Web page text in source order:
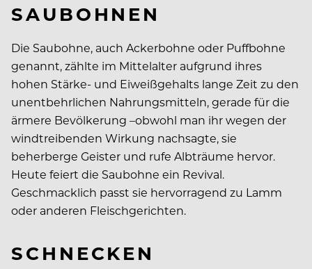
SAUBOHNEN
Die Saubohne, auch Ackerbohne oder Puffbohne
genannt, zählte im Mittelalter aufgrund ihres
hohen Stärke- und Eiweißgehalts lange Zeit zu den
unentbehrlichen Nahrungsmitteln, gerade für die
ärmere Bevölkerung –obwohl man ihr wegen der
windtreibenden Wirkung nachsagte, sie
beherberge Geister und rufe Albträume hervor.
Heute feiert die Saubohne ein Revival.
Geschmacklich passt sie hervorragend zu Lamm
oder anderen Fleischgerichten.
SCHNECKEN